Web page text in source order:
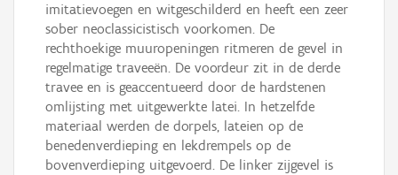
imitatievoegen en witgeschilderd en heeft een zeer
sober neoclassicistisch voorkomen. De
rechthoekige muuropeningen ritmeren de gevel in
regelmatige traveeën. De voordeur zit in de derde
travee en is geaccentueerd door de hardstenen
omlijsting met uitgewerkte latei. In hetzelfde
materiaal werden de dorpels, lateien op de
benedenverdieping en lekdrempels op de
bovenverdieping uitgevoerd. De linker zijgevel is